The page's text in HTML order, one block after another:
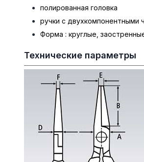
полированная головка
ручки с двухкомпонентными
Форма : круглые,
Технические параметры